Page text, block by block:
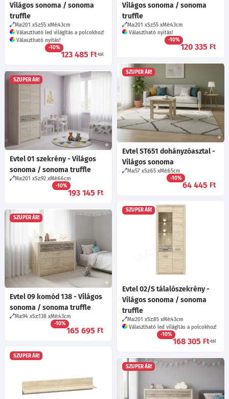
Világos sonoma / sonoma
truffle
Ma:201 Sz:55 Mé:43cm
Választható led világítás a polcokhoz!
Választható nyitás!
-10%
123 485 Ft-tól
Világos sonoma / sonoma
truffle
Ma:201 Sz:55 Mé:43cm
Választható nyitás!
-10%
120 335 Ft
SZUPER ÁR!
Evtel ST651 dohányzóasztal -
Világos sonoma
Ma:57 Sz:65 Mé:65cm
-10%
64 445 Ft
SZUPER ÁR!
Evtel 01 szekrény - Világos
sonoma / sonoma truffle
Ma:201 Sz:92 Mé:66cm
-10%
193 145 Ft
SZUPER ÁR!
Evtel 02/S tálalószekrény -
Világos sonoma / sonoma
truffle
Ma:201 Sz:85 Mé:43cm
Választható led világítás a polcokhoz!
-10%
168 305 Ft-tól
SZUPER ÁR!
Evtel 09 komód 138 - Világos
sonoma / sonoma truffle
Ma:94 Sz:138 Mé:43cm
-10%
165 695 Ft
SZUPER ÁR!
SZUPER ÁR!